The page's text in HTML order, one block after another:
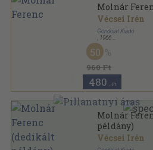
Molnár
Vécsei Irén
Gondolat Kiadó
1966
Ragasztott papírkötés
Irodalomtörténeti
960 Ft
50
480 ,-Ft
Molnár
példány)
Vécsei Irén